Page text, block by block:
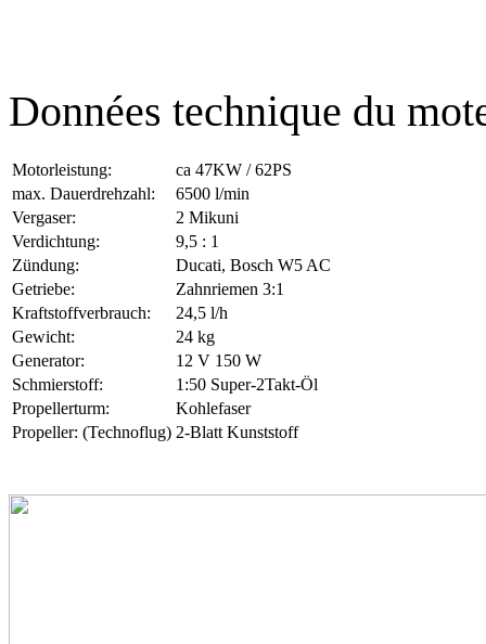
Données technique du
Motorleistung:
ca 47KW / 62PS
max. Dauerdrehzahl:
6500 l/min
Vergaser:
2 Mikuni
Verdichtung:
9,5 : 1
Zündung:
Ducati, Bosch W5 AC
Getriebe:
Zahnriemen 3:1
Kraftstoffverbrauch:
24,5 l/h
Gewicht:
24 kg
Generator:
12 V 150 W
Schmierstoff:
1:50 Super-2Takt-Öl
Propellerturm:
Kohlefaser
Propeller: (Technoflug) 2-Blatt Kunststoff